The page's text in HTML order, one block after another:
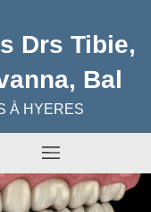
Drs Tibie,
Bal
À HYERES